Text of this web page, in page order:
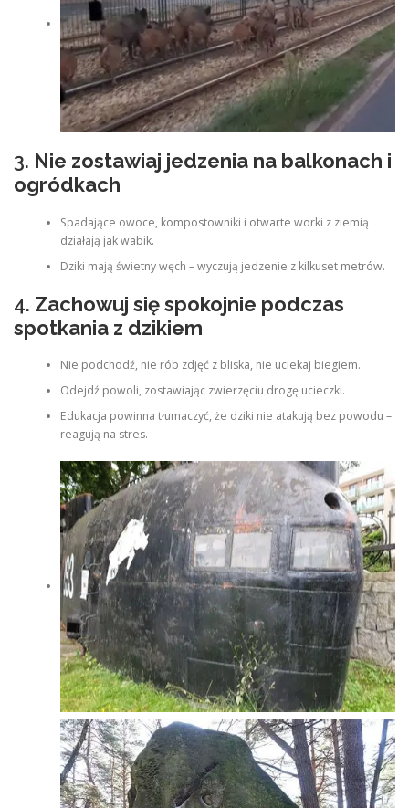
3. Nie zostawiaj jedzenia na balkonach i
ogródkach
Spadające owoce, kompostowniki i otwarte worki z ziemią
działają jak wabik.
Dziki mają świetny węch – wyczują jedzenie z kilkuset metrów.
4. Zachowuj się spokojnie podczas
spotkania z dzikiem
Nie podchodź, nie rób zdjęć z bliska, nie uciekaj biegiem.
Odejdź powoli, zostawiając zwierzęciu drogę ucieczki.
Edukacja powinna tłumaczyć, że dziki nie atakują bez powodu –
reagują na stres.